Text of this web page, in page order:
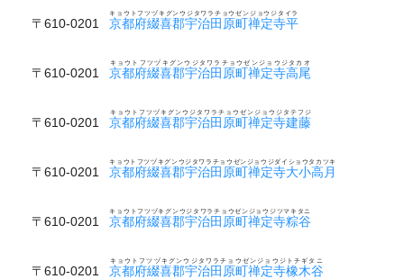
〒610-0201 京都府綴喜郡宇治田原町禅定寺平
キョウトフツヅキグンウジタワラチョウゼンジョウジタイラ
〒610-0201 京都府綴喜郡宇治田原町禅定寺高尾
キョウトフツヅキグンウジタワラチョウゼンジョウジタカオ
〒610-0201 京都府綴喜郡宇治田原町禅定寺建藤
キョウトフツヅキグンウジタワラチョウゼンジョウジタテフジ
〒610-0201 京都府綴喜郡宇治田原町禅定寺大小高月
キョウトフツヅキグンウジタワラチョウゼンジョウジダイショウタカツキ
〒610-0201 京都府綴喜郡宇治田原町禅定寺粽谷
キョウトフツヅキグンウジタワラチョウゼンジョウジツマキタニ
〒610-0201 京都府綴喜郡宇治田原町禅定寺橡木谷
キョウトフツヅキグンウジタワラチョウゼンジョウジトチギタニ